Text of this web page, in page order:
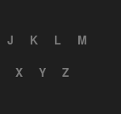
J K L
M
X Y Z